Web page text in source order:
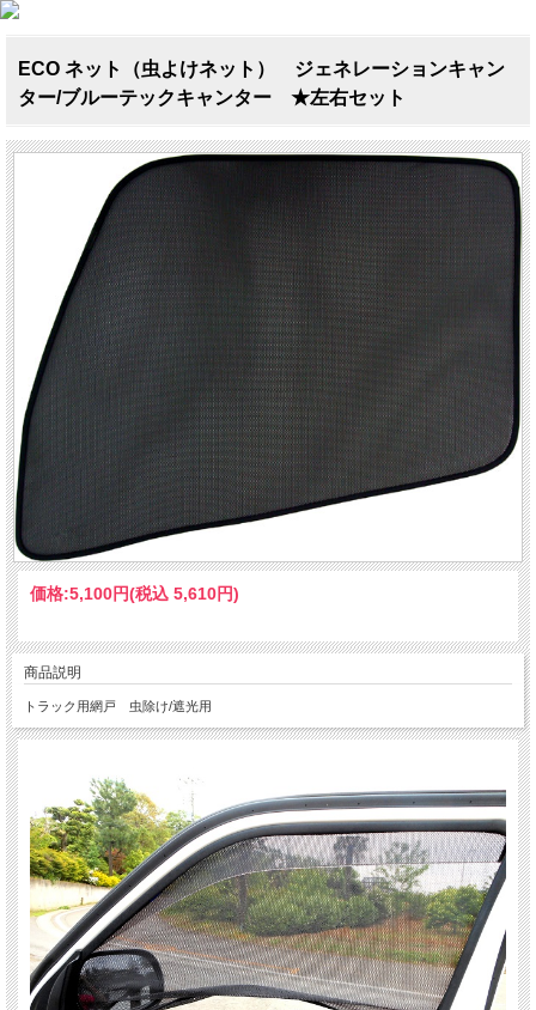
ECO ネット（虫よけネット） ジェネレーションキャン
ター/ブルーテックキャンター ★左右セット
価格:5,100円(税込 5,610円)
商品説明
トラック用網戸 虫除け/遮光用